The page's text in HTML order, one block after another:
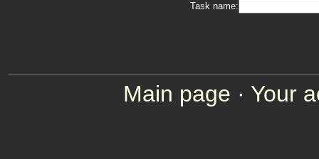
Task name:
Main page · Your